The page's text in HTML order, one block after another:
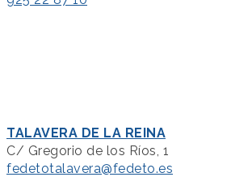
TALAVERA DE LA REINA
C/ Gregorio de los Ríos, 1
fedetotalavera@fedeto.es